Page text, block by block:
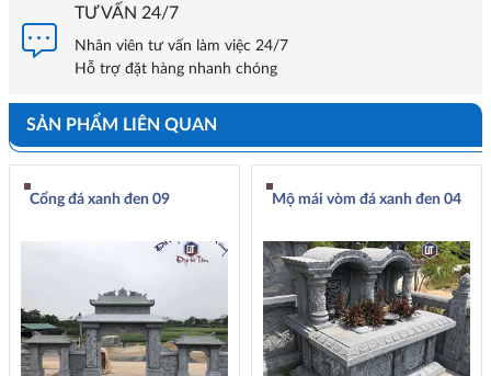
TƯ VẤN 24/7
Nhân viên tư vấn làm việc 24/7
Hỗ trợ đặt hàng nhanh chóng
SẢN PHẨM LIÊN QUAN
Cổng đá xanh đen 09 Mộ mái vòm đá xanh đen 04